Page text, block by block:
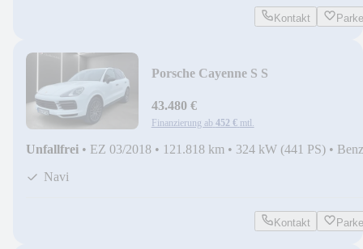
Kontakt
Porsche Cayenne S S
43.480 €
Finanzierung ab 452 € mtl.
Unfallfrei • EZ 03/2018 • 121.818 km • 324 kW (441 PS) •
Navi
Kontakt